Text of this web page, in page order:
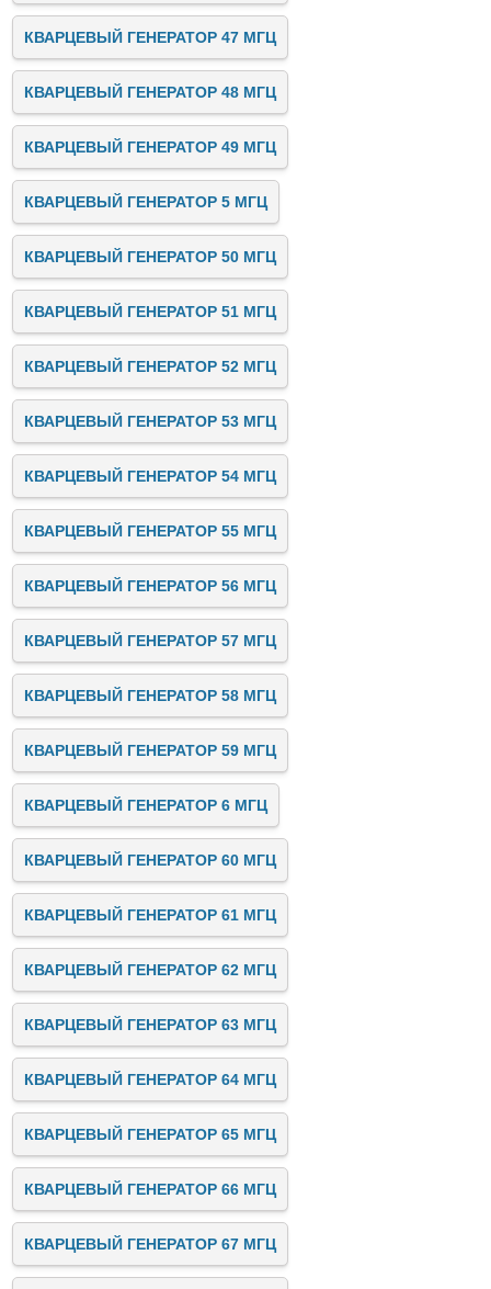
КВАРЦЕВЫЙ ГЕНЕРАТОР 47 МГЦ
КВАРЦЕВЫЙ ГЕНЕРАТОР 48 МГЦ
КВАРЦЕВЫЙ ГЕНЕРАТОР 49 МГЦ
КВАРЦЕВЫЙ ГЕНЕРАТОР 5 МГЦ
КВАРЦЕВЫЙ ГЕНЕРАТОР 50 МГЦ
КВАРЦЕВЫЙ ГЕНЕРАТОР 51 МГЦ
КВАРЦЕВЫЙ ГЕНЕРАТОР 52 МГЦ
КВАРЦЕВЫЙ ГЕНЕРАТОР 53 МГЦ
КВАРЦЕВЫЙ ГЕНЕРАТОР 54 МГЦ
КВАРЦЕВЫЙ ГЕНЕРАТОР 55 МГЦ
КВАРЦЕВЫЙ ГЕНЕРАТОР 56 МГЦ
КВАРЦЕВЫЙ ГЕНЕРАТОР 57 МГЦ
КВАРЦЕВЫЙ ГЕНЕРАТОР 58 МГЦ
КВАРЦЕВЫЙ ГЕНЕРАТОР 59 МГЦ
КВАРЦЕВЫЙ ГЕНЕРАТОР 6 МГЦ
КВАРЦЕВЫЙ ГЕНЕРАТОР 60 МГЦ
КВАРЦЕВЫЙ ГЕНЕРАТОР 61 МГЦ
КВАРЦЕВЫЙ ГЕНЕРАТОР 62 МГЦ
КВАРЦЕВЫЙ ГЕНЕРАТОР 63 МГЦ
КВАРЦЕВЫЙ ГЕНЕРАТОР 64 МГЦ
КВАРЦЕВЫЙ ГЕНЕРАТОР 65 МГЦ
КВАРЦЕВЫЙ ГЕНЕРАТОР 66 МГЦ
КВАРЦЕВЫЙ ГЕНЕРАТОР 67 МГЦ